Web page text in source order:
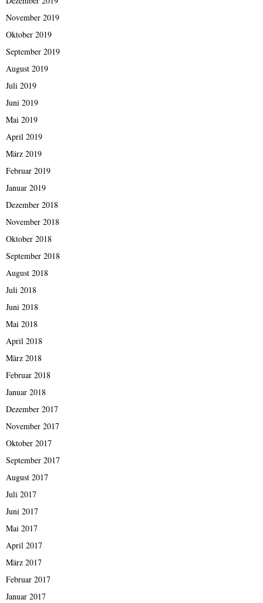
November 2019
Oktober 2019
September 2019
August 2019
Juli 2019
Juni 2019
Mai 2019
April 2019
März 2019
Februar 2019
Januar 2019
Dezember 2018
November 2018
Oktober 2018
September 2018
August 2018
Juli 2018
Juni 2018
Mai 2018
April 2018
März 2018
Februar 2018
Januar 2018
Dezember 2017
November 2017
Oktober 2017
September 2017
August 2017
Juli 2017
Juni 2017
Mai 2017
April 2017
März 2017
Februar 2017
Januar 2017